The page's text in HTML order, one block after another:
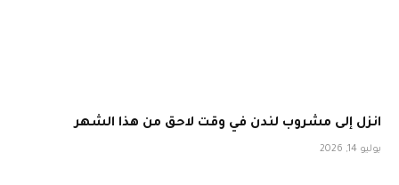
انزل إلى مشروب لندن في وقت لاحق من هذا الشهر
يوليو 14, 2026